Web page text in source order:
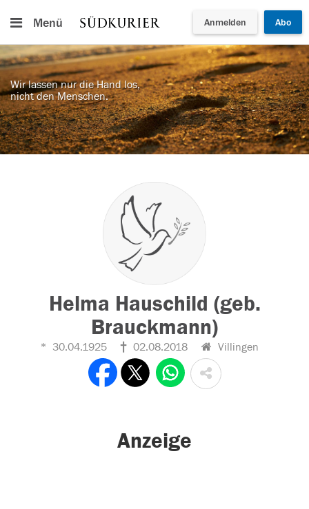
Menü Anmelden Abo
Wir lassen nur die Hand los,
nicht den Menschen.
Helma Hauschild (geb.
Brauckmann)
30.04.1925 02.08.2018 Villingen
Anzeige